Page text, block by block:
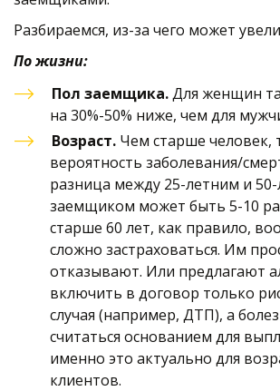
Разбираемся, из-за чего может
По жизни:
Пол заемщика. Для женщин
на 30%-50% ниже, чем для
Возраст. Чем старше
вероятность заболевания/
разница между 25-летним и
заемщиком может быть 5-10
старше 60 лет, как правило,
сложно застраховаться. Им
отказывают. Или предлагают
включить в договор только
случая (например, ДТП), а
считаться основанием для
именно это актуально для
клиентов.